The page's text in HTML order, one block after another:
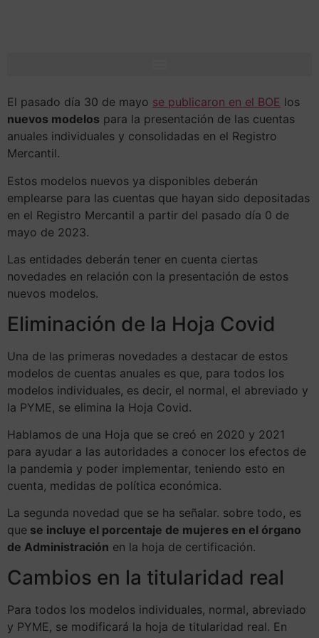
El pasado día 30 de mayo se publicaron en el BOE los
nuevos modelos para la presentación de las cuentas
anuales individuales y consolidadas en el Registro
Mercantil.
Estos modelos nuevos ya disponibles deberán
emplearse para las cuentas que hayan sido depositadas
en el Registro Mercantil a partir del pasado día 0 de
mayo de 2023.
Las entidades deberán tener en cuenta ciertas
novedades en relación con la presentación de estos
nuevos modelos.
Eliminación de la Hoja Covid
Una de las primeras novedades a destacar de estos
modelos de cuentas anuales es que, para todos los
modelos individuales, es decir, el normal, el abreviado y
la PYME, se elimina la Hoja Covid.
Hablamos de una Hoja que se creó en 2020 y 2021
para ayudar a las autoridades a conocer los efectos de
la pandemia y poder implementar, teniendo esto en
cuenta, medidas de política económica.
La segunda novedad que se ha señalar. sobre todo, es
que se incluye el porcentaje de mujeres en el órgano
de Administración en la hoja de certificación.
Cambios en la titularidad real
Para todos los modelos individuales, normal, abreviado
y PYME, se modificará la hoja de titularidad real. En